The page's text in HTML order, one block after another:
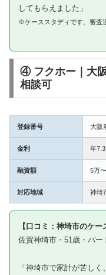
してもらえました」
※ケーススタディです。審査
④ フクホー｜大
相談可
登録番号 大阪
金利 年
融資額 5万
対応地域 神埼
【口コミ：神埼市のケー
佐賀神埼市・51歳・パー
「神埼市で家計が苦し